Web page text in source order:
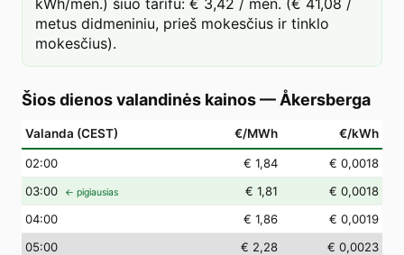
kWh/mėn.) šiuo tarifu: € 3,42 / mėn. (€ 41,08 /
metus didmeniniu, prieš mokesčius ir tinklo
mokesčius).
Šios dienos valandinės kainos— Åkersberga
Valanda (CEST) €/MWh €/kWh
02:00 € 1,84
€ 0,0018
03:00 ← pigiausias € 1,81
€ 0,0018
04:00 € 1,86
€ 0,0019
05:00 € 2,28
€ 0,0023